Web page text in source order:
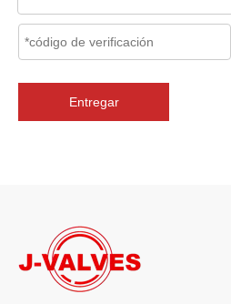
J-VALVES fabrica válvulas de
Entregar